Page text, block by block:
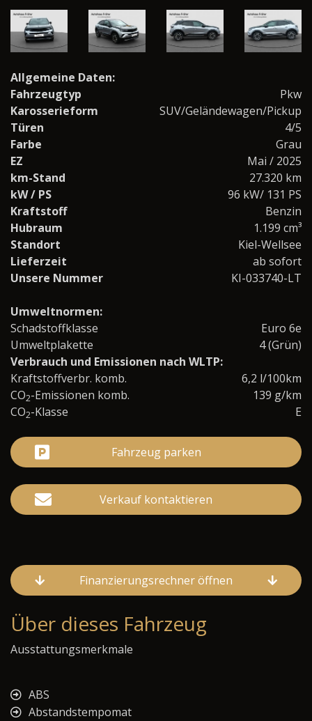
Allgemeine Daten:
Fahrzeugtyp
Pkw
Karosserieform
SUV/Geländewagen/Pickup
Türen
4/5
Farbe
Grau
EZ
Mai / 2025
km-Stand
27.320 km
kW / PS
96 kW/ 131 PS
Kraftstoff
Benzin
Hubraum
1.199 cm³
Standort
Kiel-Wellsee
Lieferzeit
ab sofort
Unsere Nummer
KI-033740-LT
Umweltnormen:
Schadstoffklasse
Euro 6e
Umweltplakette
4 (Grün)
Verbrauch und Emissionen nach WLTP:
Kraftstoffverbr. komb.
6,2 l/100km
CO2-Emissionen komb.
139 g/km
CO2-Klasse E
Fahrzeug parken
Verkauf kontaktieren
Finanzierungsrechner öffnen
Über dieses Fahrzeug
Ausstattungsmerkmale
ABS
Abstandstempomat